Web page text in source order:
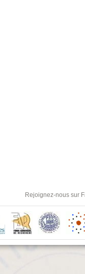
Rejoignez-nous sur